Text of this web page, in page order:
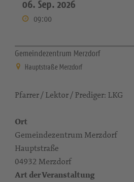
06. Sep. 2026
09:00
Gemeindezentrum Merzdorf
Hauptstraße Merzdorf
Pfarrer / Lektor / Prediger: LKG
Ort
Gemeindezentrum Merzdorf
Hauptstraße
04932 Merzdorf
Art der Veranstaltung